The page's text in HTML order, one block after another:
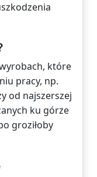
które
pracy, np.
od najszerszej
ku górze
groziłoby